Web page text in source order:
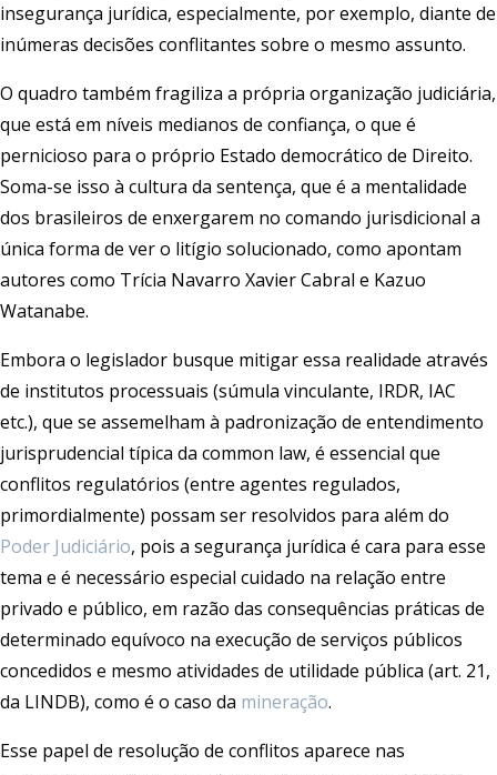
insegurança jurídica, especialmente, por exemplo, diante de
inúmeras decisões conflitantes sobre o mesmo assunto.
O quadro também fragiliza a própria organização judiciária,
que está em níveis medianos de confiança, o que é
pernicioso para o próprio Estado democrático de Direito.
Soma-se isso à cultura da sentença, que é a mentalidade
dos brasileiros de enxergarem no comando jurisdicional a
única forma de ver o litígio solucionado, como apontam
autores como Trícia Navarro Xavier Cabral e Kazuo
Watanabe.
Embora o legislador busque mitigar essa realidade através
de institutos processuais (súmula vinculante, IRDR, IAC
etc.), que se assemelham à padronização de entendimento
jurisprudencial típica da common law, é essencial que
conflitos regulatórios (entre agentes regulados,
primordialmente) possam ser resolvidos para além do
Poder Judiciário, pois a segurança jurídica é cara para esse
tema e é necessário especial cuidado na relação entre
privado e público, em razão das consequências práticas de
determinado equívoco na execução de serviços públicos
concedidos e mesmo atividades de utilidade pública (art. 21,
da LINDB), como é o caso da mineração.
Esse papel de resolução de conflitos aparece nas